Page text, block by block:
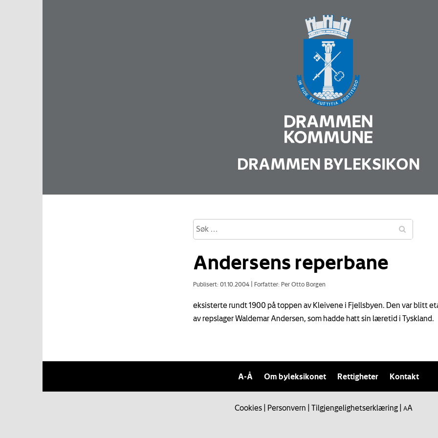
DRAMMEN BYLEKSIKON
Andersens reperbane
Publisert: 01.10.2004 Forfatter: Per Otto Borgen
eksisterte rundt 1900 på toppen av Kleivene i Fjellsbyen. Den var blitt
av repslager Waldemar Andersen, som hadde hatt sin læretid i Tyskland.
A-Å Om byleksikonet Rettigheter Kontakt
Cookies Personvern Tilgjengelighetserklæring AA